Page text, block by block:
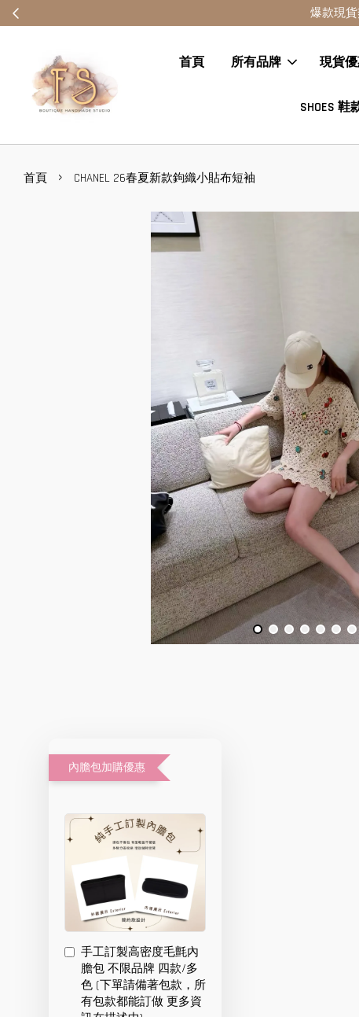
爆款現
首頁 所有品牌 現貨
SHOES 鞋
首頁 › CHANEL 26春夏新款鉤織小貼布短袖
內膽包加購優惠
手工訂製高密度毛氈內
膽包 不限品牌 四款/多
色 (下單請備著包款，所
有包款都能訂做 更多資